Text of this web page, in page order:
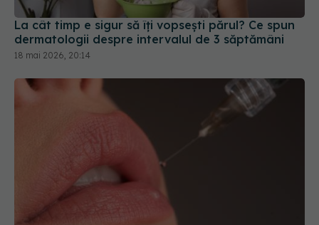
La cât timp e sigur să îți vopsești părul? Ce spun
dermatologii despre intervalul de 3 săptămâni
18 mai 2026, 20:14